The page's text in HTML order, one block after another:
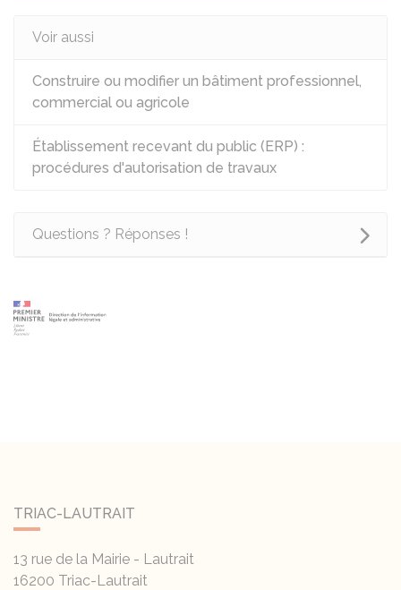
Voir aussi
Construire ou modifier un bâtiment professionnel,
commercial ou agricole
Établissement recevant du public (ERP) :
procédures d'autorisation de travaux
Questions ? Réponses !
TRIAC-LAUTRAIT
13 rue de la Mairie - Lautrait
16200 Triac-Lautrait